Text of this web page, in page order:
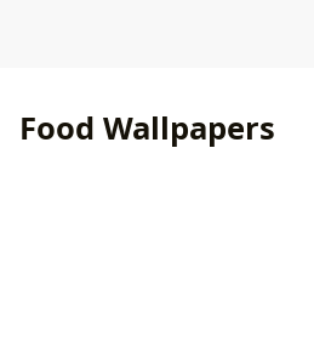
Food Wallpapers